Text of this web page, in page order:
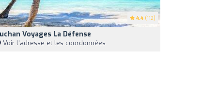
4.4 (112)
Voyages La Défense
Voir l'adresse et les coordonnées